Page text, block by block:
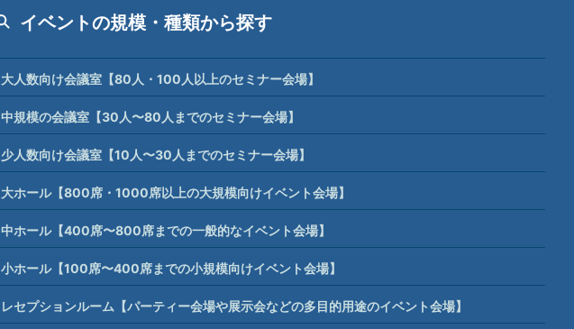
イベントの規模・種類から探す
大人数向け会議室【80人・100人以上のセミナー会場】
中規模の会議室【30人〜80人までのセミナー会場】
少人数向け会議室【10人〜30人までのセミナー会場】
大ホール【800席・1000席以上の大規模向けイベント会場】
中ホール【400席〜800席までの一般的なイベント会場】
小ホール【100席〜400席までの小規模向けイベント会場】
レセプションルーム【パーティー会場や展示会などの多目的用途のイベント会場】